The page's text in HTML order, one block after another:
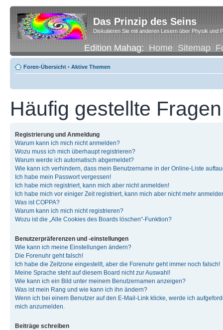
Das Prinzip des Seins
Diskutieren Sie mit anderen Lesern über Physik und
Edition Mahag:Home Sitemap
Foren-Übersicht • Aktive Themen
Häufig gestellte Fragen
Registrierung und Anmeldung
Warum kann ich mich nicht anmelden?
Wozu muss ich mich überhaupt registrieren?
Warum werde ich automatisch abgemeldet?
Wie kann ich verhindern, dass mein Benutzername in der Online-Liste
Ich habe mein Passwort vergessen!
Ich habe mich registriert, kann mich aber nicht anmelden!
Ich habe mich vor einiger Zeit registriert, kann mich aber nicht mehr
Was ist COPPA?
Warum kann ich mich nicht registrieren?
Wozu ist die „Alle Cookies des Boards löschen“-Funktion?
Benutzerpräferenzen und -einstellungen
Wie kann ich meine Einstellungen ändern?
Die Forenuhr geht falsch!
Ich habe die Zeitzone eingestellt, aber die Forenuhr geht immer noch falsch!
Meine Sprache steht auf diesem Board nicht zur Auswahl!
Wie kann ich ein Bild unter meinem Benutzernamen anzeigen?
Was ist mein Rang und wie kann ich ihn ändern?
Wenn ich bei einem Benutzer auf den E-Mail-Link klicke, werde ich
mich anzumelden.
Beiträge schreiben